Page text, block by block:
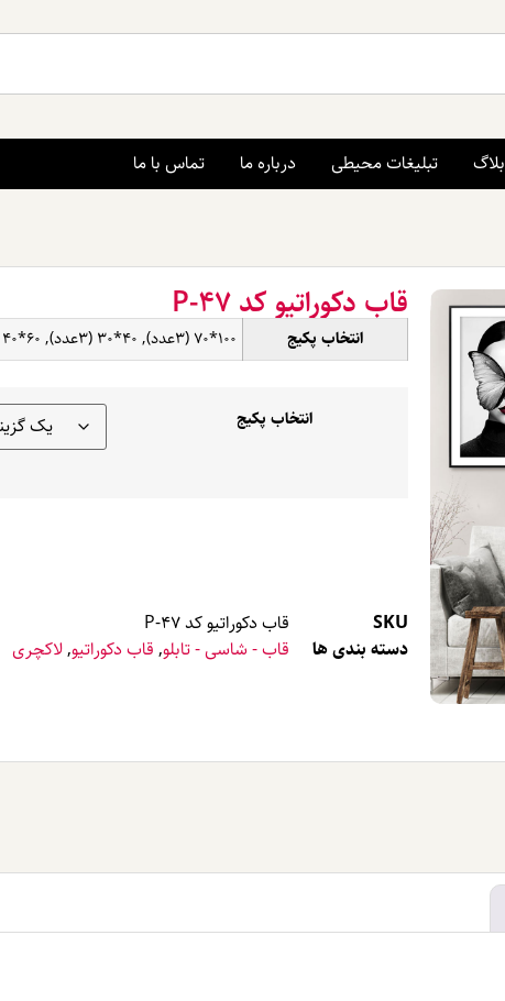
بلاگ تبلیغات محیطی درباره ما تماس با ما
قاب دکوراتیو کد P-47
انتخاب پکیج 100*70 (3عدد), 40*30 (3عدد), 60*40 (3عدد), 70*50 (3عدد)
انتخاب پکیج
SKU
قاب دکوراتیو کد P-47
دسته بندی ها
قاب - شاسی - تابلو, قاب دکوراتیو,لاکچری